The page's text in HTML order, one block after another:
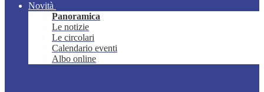
Novità
Panoramica
Le notizie
Le circolari
Calendario eventi
Albo online